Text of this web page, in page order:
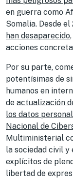
en guerra como
Somalia. Desde el
han desaparecido
acciones
Por su parte,
potentísimas de
humanos en
de actualización
los datos
Nacional de
Multiministerial
la sociedad civil y
explícitos de
libertad de